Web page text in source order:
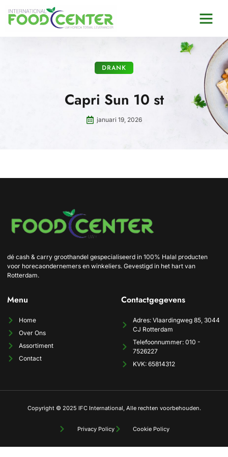
DRANK
Capri Sun 10 st
januari 19, 2026
dé cash & carry groothandel gespecialiseerd in 100% Halal producten
voor horecaondernemers en winkeliers. Gevestigd in het hart van
Rotterdam.
Menu
Home
Over Ons
Assortiment
Contact
Contactgegevens
Adres: Vlaardingweg 85, 3044
CJ Rotterdam
Telefoonnummer: 010 -
7526227
KVK: 65814312
Copyright © 2025 IFC International, Alle rechten voorbehouden.
Privacy Policy Cookie Policy